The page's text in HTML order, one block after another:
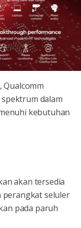
Qualcomm
dalam
kebutuhan
akan tersedia
perangkat seluler
pada paruh